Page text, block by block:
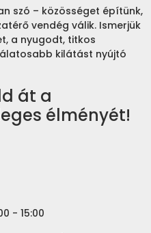
szó – közösséget építünk,
vendég válik. Ismerjük
a nyugodt, titkos
kilátást nyújtó
át a
élményét!
- 15:00